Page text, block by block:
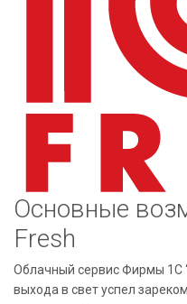
Основные
Fresh
Облачный сервис Фирмы 1С
выхода в свет успел